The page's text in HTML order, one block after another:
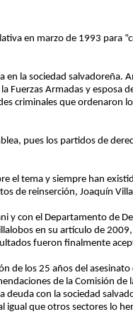
en marzo de 1993 para
la sociedad salvadoreña.
Fuerzas Armadas y esposa
criminales que ordenaron
pues los partidos de
tema y siempre han
de reinserción, Joaquín
y con el Departamento de
en su artículo de
fueron finalmente
de los 25 años del asesinato
de la Comisión
con la sociedad
que otros sectores lo